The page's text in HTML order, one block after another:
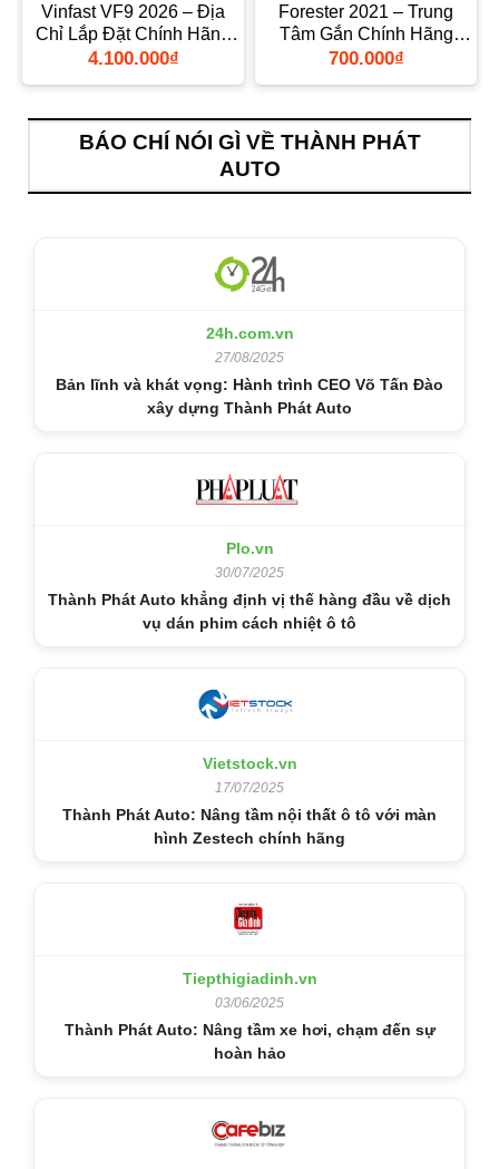
Vinfast VF9 2026 – Địa
Chỉ Lắp Đặt Chính Hãng
TPHCM
4.100.000₫
Forester 2021 – Trung
Tâm Gắn Chính Hãng
TPHCM
700.000₫
BÁO CHÍ NÓI GÌ VỀ THÀNH PHÁT
AUTO
24h.com.vn
27/08/2025
Bản lĩnh và khát vọng: Hành trình CEO Võ Tấn Đào
xây dựng Thành Phát Auto
Plo.vn
30/07/2025
Thành Phát Auto khẳng định vị thế hàng đầu về dịch
vụ dán phim cách nhiệt ô tô
Vietstock.vn
17/07/2025
Thành Phát Auto: Nâng tầm nội thất ô tô với màn
hình Zestech chính hãng
Tiepthigiadinh.vn
03/06/2025
Thành Phát Auto: Nâng tầm xe hơi, chạm đến sự
hoàn hảo